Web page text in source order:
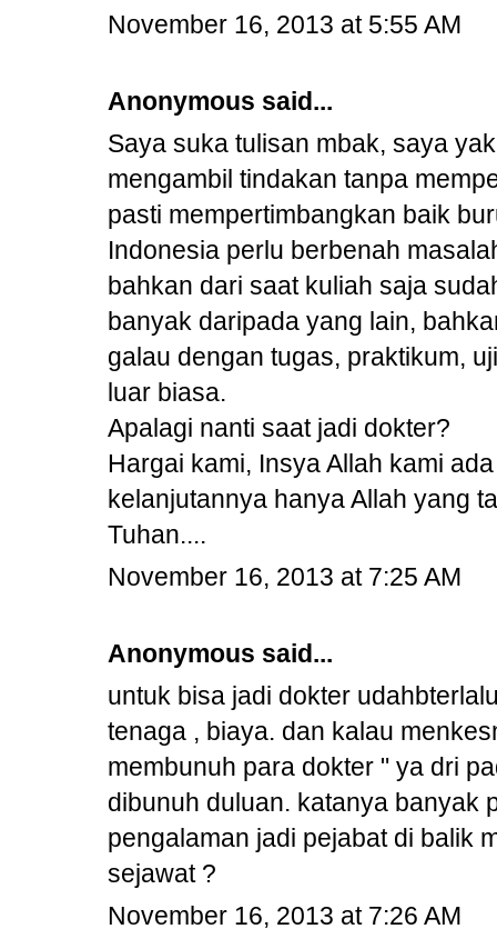
November 16, 2013 at 5:55 AM
Anonymous said...
Saya suka tulisan mbak, saya
mengambil tindakan tanpa
pasti mempertimbangkan baik
Indonesia perlu berbenah
bahkan dari saat kuliah saja
banyak daripada yang lain,
galau dengan tugas, praktikum,
luar biasa.
Apalagi nanti saat jadi dokter?
Hargai kami, Insya Allah kami
kelanjutannya hanya Allah yang
Tuhan....
November 16, 2013 at 7:25 AM
Anonymous said...
untuk bisa jadi dokter
tenaga , biaya. dan kalau
membunuh para dokter " ya dri
dibunuh duluan. katanya banyak
pengalaman jadi pejabat di balik
sejawat ?
November 16, 2013 at 7:26 AM